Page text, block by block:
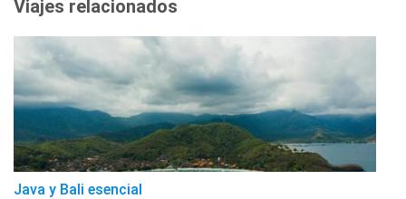
Viajes relacionados
Java y Bali esencial